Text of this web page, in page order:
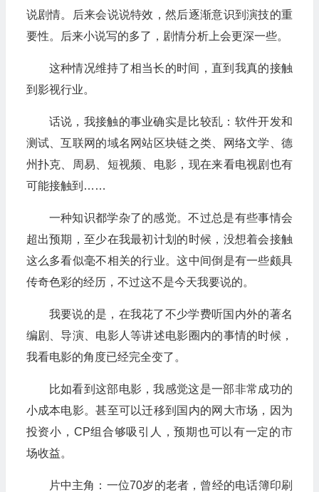
说剧情。后来会说说特效，然后逐渐意识到演技的重
要性。后来小说写的多了，剧情分析上会更深一些。
这种情况维持了相当长的时间，直到我真的接触
到影视行业。
话说，我接触的事业确实是比较乱：软件开发和
测试、互联网的域名网站区块链之类、网络文学、德
州扑克、周易、短视频、电影，现在来看电视剧也有
可能接触到……
一种知识都学杂了的感觉。不过总是有些事情会
超出预期，至少在我最初计划的时候，没想着会接触
这么多看似毫不相关的行业。这中间倒是有一些颇具
传奇色彩的经历，不过这不是今天我要说的。
我要说的是，在我花了不少学费听国内外的著名
编剧、导演、电影人等讲述电影圈内的事情的时候，
我看电影的角度已经完全变了。
比如看到这部电影，我感觉这是一部非常成功的
小成本电影。甚至可以迁移到国内的网大市场，因为
投资小，CP组合够吸引人，预期也可以有一定的市
场收益。
片中主角：一位70岁的老者，曾经的电话簿印刷